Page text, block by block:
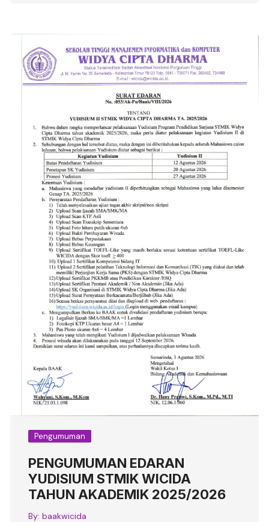
Pengumuman
PENGUMUMAN EDARAN
YUDISIUM STMIK WICIDA
TAHUN AKADEMIK 2025/2026
By: baakwicida